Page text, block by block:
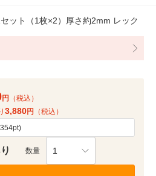
ット（1枚×2）厚さ約2mm レック
円
（税込）
3,880円 （税込）
数量 1